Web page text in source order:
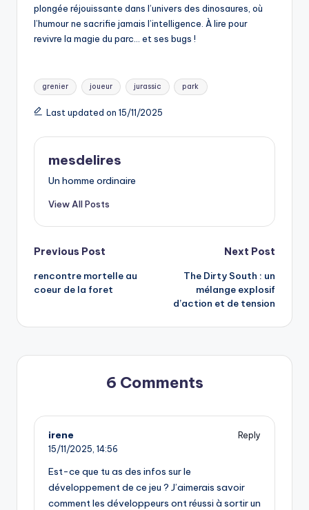
plongée réjouissante dans l’univers des dinosaures, où
l’humour ne sacrifie jamais l’intelligence. À lire pour
revivre la magie du parc… et ses bugs !
Tags:
grenier joueur jurassic park
Last updated on 15/11/2025
mesdelires
Un homme ordinaire
View All Posts
Post
navigation
Previous Post
rencontre mortelle au
coeur de la foret
Next Post
The Dirty South : un
mélange explosif
d’action et de tension
6 Comments
irene
Reply
15/11/2025, 14:56
Est-ce que tu as des infos sur le
développement de ce jeu ? J’aimerais savoir
comment les développeurs ont réussi à sortir un